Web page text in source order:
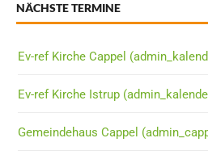
NÄCHSTE TERMINE
Ev-ref Kirche Cappel
Ev-ref Kirche Istrup
Gemeindehaus Cappel